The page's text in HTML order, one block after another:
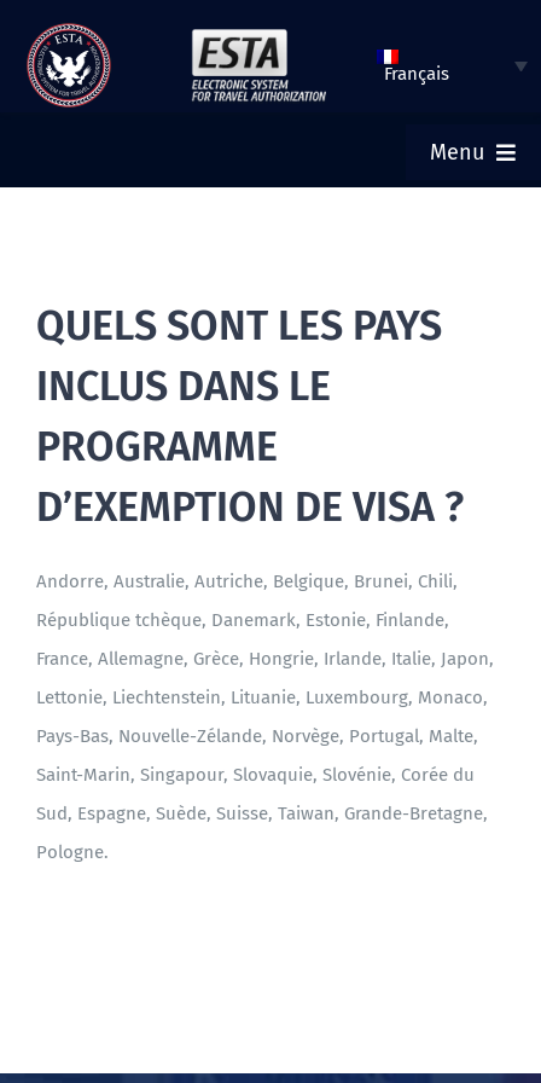
contenu
Français
Menu
VÉRIFIER LE STATUT ESTA
VISA TOURISTIQUE
BLOG
QUELS SONT LES PAYS
INCLUS DANS LE
PROGRAMME
D’EXEMPTION DE VISA ?
Andorre, Australie, Autriche, Belgique, Brunei, Chili,
République tchèque, Danemark, Estonie, Finlande,
France, Allemagne, Grèce, Hongrie, Irlande, Italie, Japon,
Lettonie, Liechtenstein, Lituanie, Luxembourg, Monaco,
Pays-Bas, Nouvelle-Zélande, Norvège, Portugal, Malte,
Saint-Marin, Singapour, Slovaquie, Slovénie, Corée du
Sud, Espagne, Suède, Suisse, Taiwan, Grande-Bretagne,
Pologne.